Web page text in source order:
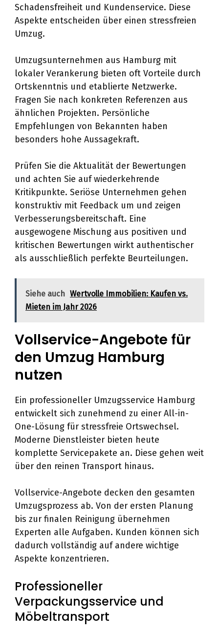
Schadensfreiheit und Kundenservice. Diese
Aspekte entscheiden über einen stressfreien
Umzug.
Umzugsunternehmen aus Hamburg mit
lokaler Verankerung bieten oft Vorteile durch
Ortskenntnis und etablierte Netzwerke.
Fragen Sie nach konkreten Referenzen aus
ähnlichen Projekten. Persönliche
Empfehlungen von Bekannten haben
besonders hohe Aussagekraft.
Prüfen Sie die Aktualität der Bewertungen
und achten Sie auf wiederkehrende
Kritikpunkte. Seriöse Unternehmen gehen
konstruktiv mit Feedback um und zeigen
Verbesserungsbereitschaft. Eine
ausgewogene Mischung aus positiven und
kritischen Bewertungen wirkt authentischer
als ausschließlich perfekte Beurteilungen.
Siehe auch Wertvolle Immobilien: Kaufen vs.
Mieten im Jahr 2026
Vollservice-Angebote für
den Umzug Hamburg
nutzen
Ein professioneller Umzugsservice Hamburg
entwickelt sich zunehmend zu einer All-in-
One-Lösung für stressfreie Ortswechsel.
Moderne Dienstleister bieten heute
komplette Servicepakete an. Diese gehen weit
über den reinen Transport hinaus.
Vollservice-Angebote decken den gesamten
Umzugsprozess ab. Von der ersten Planung
bis zur finalen Reinigung übernehmen
Experten alle Aufgaben. Kunden können sich
dadurch vollständig auf andere wichtige
Aspekte konzentrieren.
Professioneller
Verpackungsservice und
Möbeltransport